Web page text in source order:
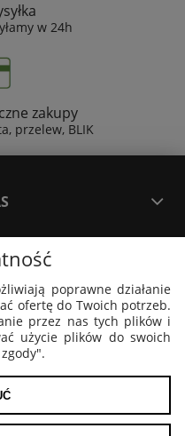
w 24h
zakupy
przelew, BLIK
poprawne działanie
ofertę do Twoich potrzeb.
przez nas tych plików i
użycie plików do swoich